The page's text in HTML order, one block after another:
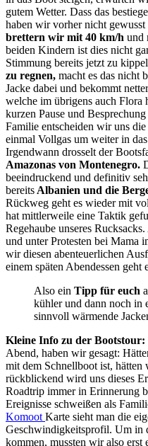
gutem Wetter. Dass das
haben wir vorher nicht
brettern wir mit 40 km/h und
beiden Kindern ist dies nicht
Stimmung bereits jetzt zu
zu regnen, macht es das nicht
Jacke dabei und bekommt
welche im übrigens auch Flora
kurzen Pause und
Familie entscheiden wir uns
einmal Vollgas um weiter in
Irgendwann drosselt der
Amazonas von Montenegro.
beeindruckend und definitiv
bereits Albanien und die
Rückweg geht es wieder mit
hat mittlerweile eine Taktik
Regehaube unseres
und unter Protesten bei Mama
wir diesen abenteuerlichen
einem späten Abendessen geht
Also ein Tipp für euch
kühler und dann noch in
sinnvoll wärmende
Kleine Info zu der Bootstour:
Abend, haben wir gesagt:
mit dem Schnellboot ist,
rückblickend wird uns dieses
Roadtrip immer in Erinnerung
Ereignisse schweißen als
Komoot Karte sieht man die
Geschwindigkeitsprofil. Um in
kommen, mussten wir also erst